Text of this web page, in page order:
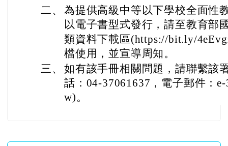
二、 為提供高級中等以下學校全面性
以電子書型式發行，請至教育
類資料下載區(https://bit.ly/
檔使用，並宣導周知。
三、 如有該手冊相關問題，請聯繫該
話：04-37061637，電子郵件：
w)。